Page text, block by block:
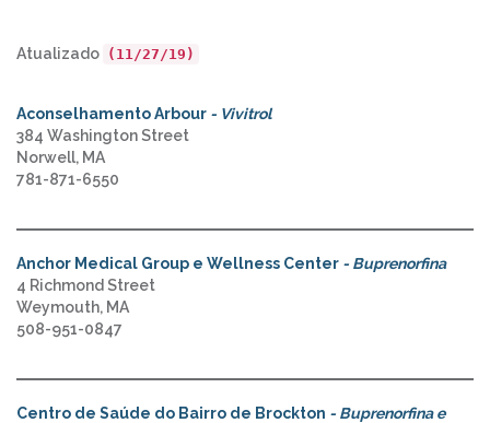
Atualizado (11/27/19)
Aconselhamento Arbour - Vivitrol
384 Washington Street
Norwell, MA
781-871-6550
Anchor Medical Group e Wellness Center - Buprenorfina
4 Richmond Street
Weymouth, MA
508-951-0847
Centro de Saúde do Bairro de Brockton - Buprenorfina e